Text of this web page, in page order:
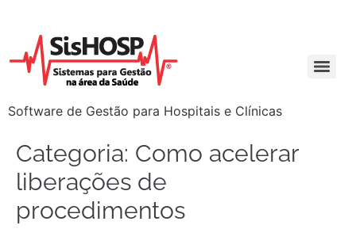
Software de Gestão para Hospitais e Clínicas
Categoria: Como acelerar
liberações de
procedimentos